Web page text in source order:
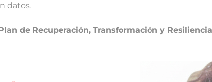
datos.
de Recuperación, Transformación y Resiliencia